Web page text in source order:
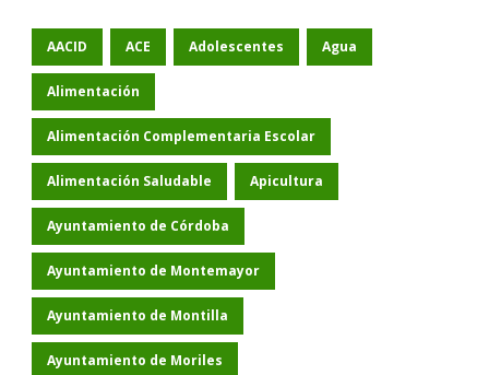
AACID ACE Adolescentes Agua
Alimentación
Alimentación Complementaria Escolar
Alimentación Saludable Apicultura
Ayuntamiento de Córdoba
Ayuntamiento de Montemayor
Ayuntamiento de Montilla
Ayuntamiento de Moriles